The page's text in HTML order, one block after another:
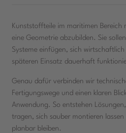
Kunststoffteile im maritimen Bereich
eine Geometrie abzubilden. Sie
Systeme einfügen, sich
späteren Einsatz dauerhaft
Genau dafür verbinden wir
Fertigungswege und einen klaren
Anwendung. So entstehen
tragen, sich sauber montieren
planbar bleiben.